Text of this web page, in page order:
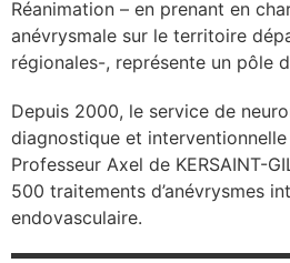
Réanimation – en prenant en
anévrysmale sur le territoire
régionales-, représente un pôle
Depuis 2000, le service de
diagnostique et
Professeur Axel de KERSAINT-
500 traitements d’anévrysmes
endovasculaire.